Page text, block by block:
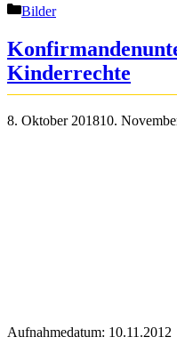
Kategorien
Bilder
Kinderrechte
8. Oktober 201810.
Aufnahmedatum: 10.11.2012